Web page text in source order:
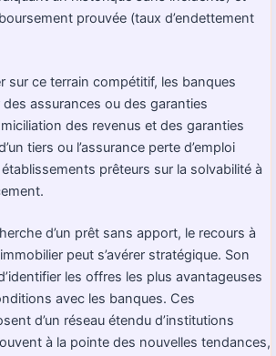
prouvée (taux d’endettement
sur ce terrain compétitif, les banques
assurances ou des garanties
des revenus et des garanties
tiers ou l’assurance perte d’emploi
prêteurs sur la solvabilité à
d’un prêt sans apport, le recours à
peut s’avérer stratégique. Son
les offres les plus avantageuses
avec les banques. Ces
d’un réseau étendu d’institutions
à la pointe des nouvelles tendances,